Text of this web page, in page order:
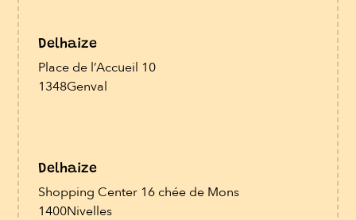
Delhaize
Place de l’Accueil 10
1348Genval
Delhaize
Shopping Center 16 chée de Mons
1400Nivelles